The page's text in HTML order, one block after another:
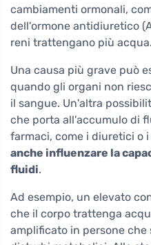
cambiamenti ormonali,
dell'ormone antidiuretico
reni trattengano più acqua.
Una causa più grave può
quando gli organi non
il sangue. Un'altra
che porta all'accumulo di
farmaci, come i diuretici o
anche influenzare la
fluidi.
Ad esempio, un elevato
che il corpo trattenga
amplificato in persone